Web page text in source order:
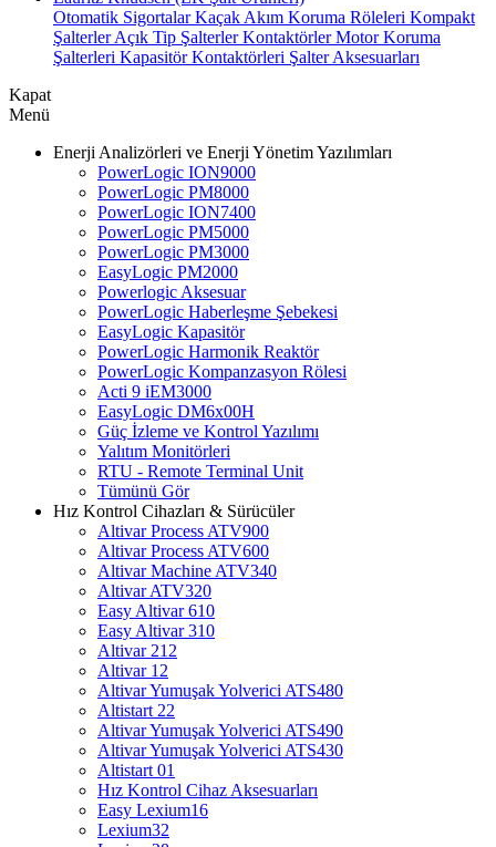
Otomatik SigortalarKaçak Akım Koruma Röleleri Kompakt
ŞalterlerAçık Tip ŞalterlerKontaktörlerMotor Koruma
Şalterleri Kapasitör Kontaktörleri Şalter Aksesuarları
Kapat
Menü
Enerji Analizörleri ve Enerji Yönetim Yazılımları
PowerLogic ION9000
PowerLogic PM8000
PowerLogic ION7400
PowerLogic PM5000
PowerLogic PM3000
EasyLogic PM2000
Powerlogic Aksesuar
PowerLogic Haberleşme Şebekesi
EasyLogic Kapasitör
PowerLogic Harmonik Reaktör
PowerLogic Kompanzasyon Rölesi
Acti 9 iEM3000
EasyLogic DM6x00H
Güç İzleme ve Kontrol Yazılımı
Yalıtım Monitörleri
RTU - Remote Terminal Unit
Tümünü Gör
Hız Kontrol Cihazları & Sürücüler
Altivar Process ATV900
Altivar Process ATV600
Altivar Machine ATV340
Altivar ATV320
Easy Altivar 610
Easy Altivar 310
Altivar 212
Altivar 12
Altivar Yumuşak Yolverici ATS480
Altistart 22
Altivar Yumuşak Yolverici ATS490
Altivar Yumuşak Yolverici ATS430
Altistart 01
Hız Kontrol Cihaz Aksesuarları
Easy Lexium16
Lexium32